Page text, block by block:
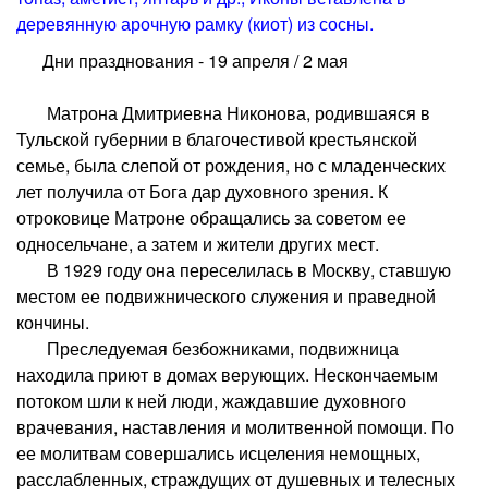
деревянную арочную рамку (киот) из сосны.
Дни празднования - 19 апреля / 2 мая
Матрона Дмитриевна Никонова, родившаяся в
Тульской губернии в благочестивой крестьянской
семье, была слепой от рождения, но с младенческих
лет получила от Бога дар духовного зрения. К
отроковице Матроне обращались за советом ее
односельчане, а затем и жители других мест.
В 1929 году она переселилась в Москву, ставшую
местом ее подвижнического служения и праведной
кончины.
Преследуемая безбожниками, подвижница
находила приют в домах верующих. Нескончаемым
потоком шли к ней люди, жаждавшие духовного
врачевания, наставления и молитвенной помощи. По
ее молитвам совершались исцеления немощных,
расслабленных, страждущих от душевных и телесных